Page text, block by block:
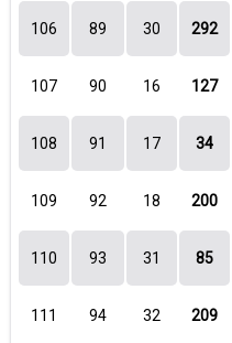
106 89 30 292
107 90 16 127
108 91 17 34
109 92 18 200
110 93 31 85
111 94 32 209